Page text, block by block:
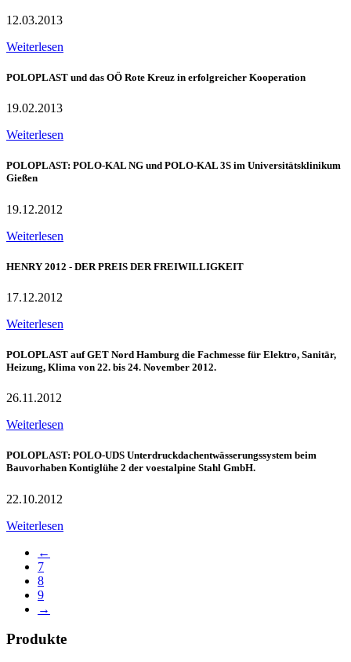
12.03.2013
Weiterlesen
POLOPLAST und das OÖ Rote Kreuz in erfolgreicher Kooperation
19.02.2013
Weiterlesen
POLOPLAST: POLO-KAL NG und POLO-KAL 3S im Universitätsklinikum
Gießen
19.12.2012
Weiterlesen
HENRY 2012 - DER PREIS DER FREIWILLIGKEIT
17.12.2012
Weiterlesen
POLOPLAST auf GET Nord Hamburg die Fachmesse für Elektro, Sanitär,
Heizung, Klima von 22. bis 24. November 2012.
26.11.2012
Weiterlesen
POLOPLAST: POLO-UDS Unterdruckdachentwässerungssystem beim
Bauvorhaben Kontiglühe 2 der voestalpine Stahl GmbH.
22.10.2012
Weiterlesen
←
7
8
9
→
Produkte